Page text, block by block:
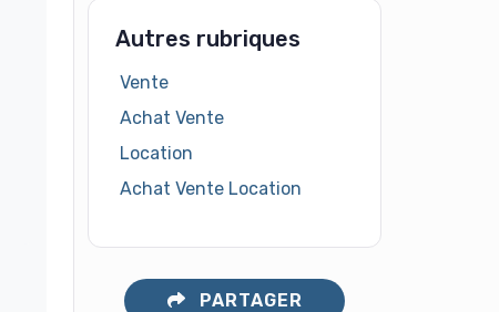
Autres rubriques
Vente
Achat Vente
Location
Achat Vente Location
PARTAGER